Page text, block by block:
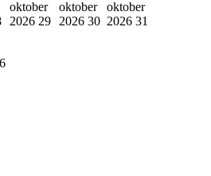
oktober
2026 29
oktober
2026 30
oktober
2026 31